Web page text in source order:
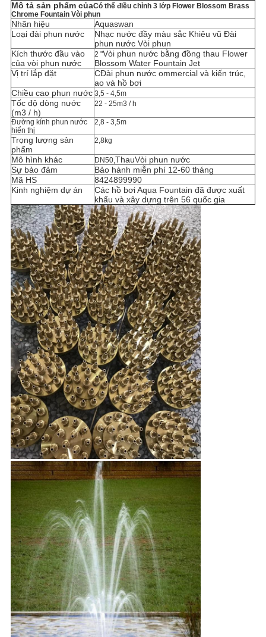
Mô tả sản phẩm củaCó thể điều chỉnh 3 lớp Flower Blossom Brass
Chrome Fountain Vòi phun
Nhãn hiệu
Aquaswan
Loại đài phun nước
Nhạc nước đầy màu sắc Khiêu vũ Đài
phun nước Vòi phun
Kích thước đầu vào
của vòi phun nước
2 "Vòi phun nước bằng đồng thau Flower
Blossom Water Fountain Jet
Vị trí lắp đặt
CĐài phun nước ommercial và kiến ​​trúc,
ao và hồ bơi
Chiều cao phun nước 3,5 - 4,5m
Tốc độ dòng nước
(m3 / h)
22 - 25m3 / h
Đường kính phun nước
hiển thị
2,8 - 3,5m
Trọng lượng sản
phẩm
2,8kg
Mô hình khác DN50,ThauVòi phun nước
Sự bảo đảm
Bảo hành miễn phí 12-60 tháng
Mã HS
8424899990
Kinh nghiệm dự án
Các hồ bơi Aqua Fountain đã được xuất
khẩu và xây dựng trên 56 quốc gia